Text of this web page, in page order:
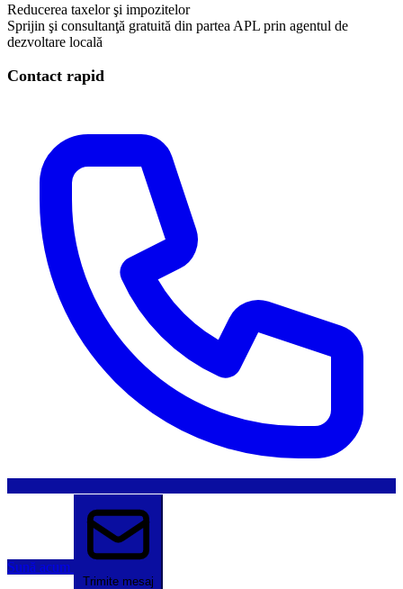
Reducerea taxelor şi impozitelor
Sprijin şi consultanţă gratuită din partea APL prin agentul de
dezvoltare locală
Contact rapid
Sună acum
Trimite mesaj